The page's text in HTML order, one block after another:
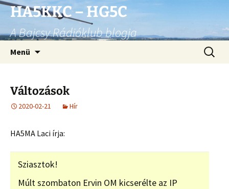
Ugrás
tartalomhoz
HA5KKC – HG5C
A Bajcsy Rádióklub blogja
Menü
Változások
2020-02-21 Hír
HA5MA Laci írja:
Sziasztok!
Múlt szombaton Ervin OM kicserélte az IP